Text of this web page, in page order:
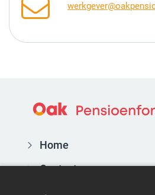
Home
Contact
Actueel